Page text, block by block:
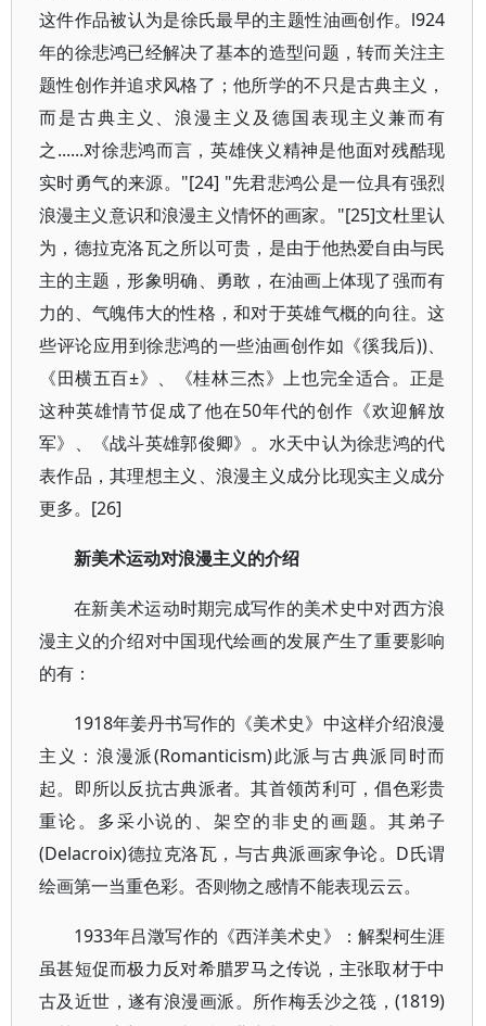
这件作品被认为是徐氏最早的主题性油画创作。l924
年的徐悲鸿已经解决了基本的造型问题，转而关注主
题性创作并追求风格了；他所学的不只是古典主义，
而是古典主义、浪漫主义及德国表现主义兼而有
之......对徐悲鸿而言，英雄侠义精神是他面对残酷现
实时勇气的来源。"[24] "先君悲鸿公是一位具有强烈
浪漫主义意识和浪漫主义情怀的画家。"[25]文杜里认
为，德拉克洛瓦之所以可贵，是由于他热爱自由与民
主的主题，形象明确、勇敢，在油画上体现了强而有
力的、气魄伟大的性格，和对于英雄气概的向往。这
些评论应用到徐悲鸿的一些油画创作如《徯我后))、
《田横五百±》、《桂林三杰》上也完全适合。正是
这种英雄情节促成了他在50年代的创作《欢迎解放
军》、《战斗英雄郭俊卿》。水天中认为徐悲鸿的代
表作品，其理想主义、浪漫主义成分比现实主义成分
更多。[26]
新美术运动对浪漫主义的介绍
在新美术运动时期完成写作的美术史中对西方浪
漫主义的介绍对中国现代绘画的发展产生了重要影响
的有：
1918年姜丹书写作的《美术史》中这样介绍浪漫
主义：浪漫派(Romanticism)此派与古典派同时而
起。即所以反抗古典派者。其首领芮利可，倡色彩贵
重论。多采小说的、架空的非史的画题。其弟子
(Delacroix)德拉克洛瓦，与古典派画家争论。D氏谓
绘画第一当重色彩。否则物之感情不能表现云云。
1933年吕澂写作的《西洋美术史》：解梨柯生涯
虽甚短促而极力反对希腊罗马之传说，主张取材于中
古及近世，遂有浪漫画派。所作梅丢沙之筏，(1819)